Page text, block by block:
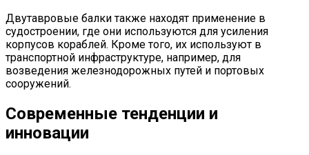
Двутавровые балки также находят применение в
судостроении, где они используются для усиления
корпусов кораблей. Кроме того, их используют в
транспортной инфраструктуре, например, для
возведения железнодорожных путей и портовых
сооружений.
Современные тенденции и
инновации